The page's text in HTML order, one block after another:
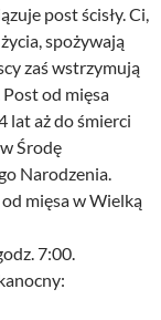
post ścisły. Ci,
spożywają
zaś wstrzymują
od mięsa
lat aż do śmierci
Środę
Narodzenia.
mięsa w Wielką
7:00.